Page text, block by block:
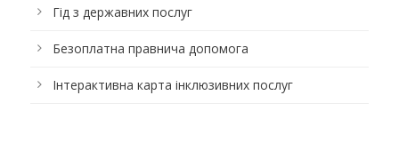
Гід з державних послуг
Безоплатна правнича допомога
Інтерактивна карта інклюзивних послуг